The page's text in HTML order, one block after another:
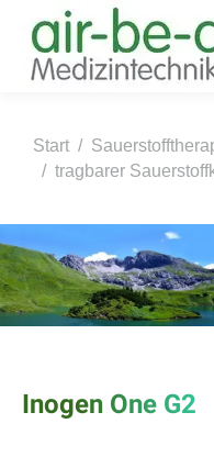
Sie befinden sich hier:
Start
tragbarer
Inogen One G2